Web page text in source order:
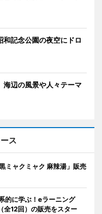
記念公園の夜空にドロ
辺の風景や人々テーマ
ス
ミャクミャク 麻辣湯」販売
的に学ぶ！eラーニング
全12回）の販売をスター